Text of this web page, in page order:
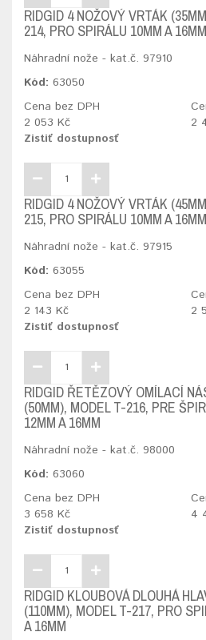
RIDGID 4 NOŽOVÝ VRTÁK
214, PRO SPIRÁLU 10MM A 16MM
Náhradní nože - kat.č. 97910
Kód: 63050
Cena bez DPH
2 053 Kč
2
Zistiť dostupnosť
RIDGID 4 NOŽOVÝ VRTÁK
215, PRO SPIRÁLU 10MM A 16MM
Náhradní nože - kat.č. 97915
Kód: 63055
Cena bez DPH
2 143 Kč
2
Zistiť dostupnosť
RIDGID ŘETĚZOVÝ OMÍLACÍ
(50MM), MODEL T-216, PRE
12MM A 16MM
Náhradní nože - kat.č. 98000
Kód: 63060
Cena bez DPH
3 658 Kč
4
Zistiť dostupnosť
RIDGID KLOUBOVÁ DLOUHÁ
(110MM), MODEL T-217, PRO
A 16MM